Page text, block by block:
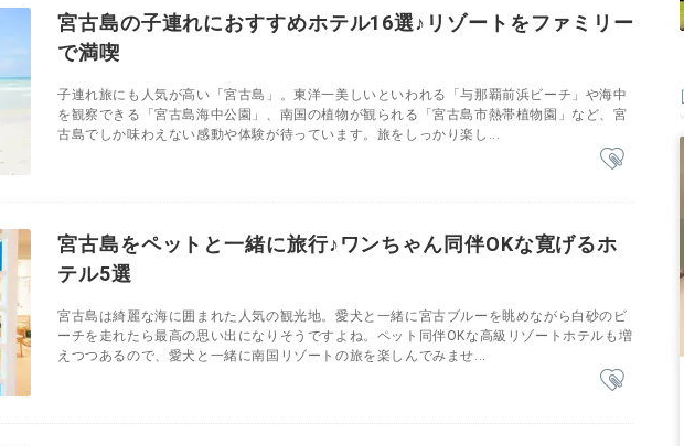
宮古島の子連れにおすすめホテル16選♪リゾートをファミリー
で満喫
子連れ旅にも人気が高い「宮古島」。東洋一美しいといわれる「与那覇前浜ビーチ」や海中
を観察できる「宮古島海中公園」、南国の植物が観られる「宮古島市熱帯植物園」など、宮
古島でしか味わえない感動や体験が待っています。旅をしっかり楽し...
宮古島をペットと一緒に旅行♪ワンちゃん同伴OKな寛げるホ
テル5選
宮古島は綺麗な海に囲まれた人気の観光地。愛犬と一緒に宮古ブルーを眺めながら白砂のビ
ーチを走れたら最高の思い出になりそうですよね。ペット同伴OKな高級リゾートホテルも増
えつつあるので、愛犬と一緒に南国リゾートの旅を楽しんでみませ...